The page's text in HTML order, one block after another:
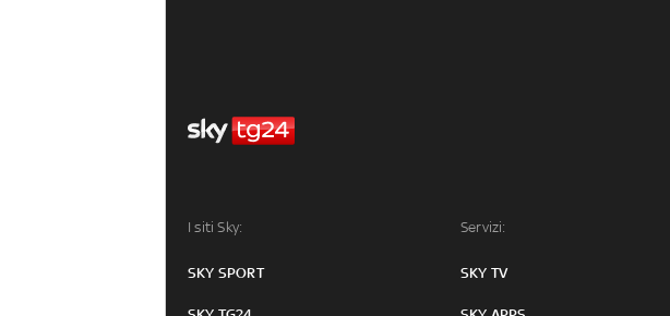
I siti Sky:
SKY SPORT
Servizi:
SKY TV